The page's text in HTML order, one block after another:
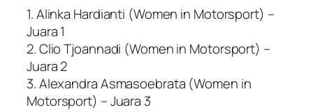
1. Alinka Hardianti (Women in Motorsport) –
Juara 1
2. Clio Tjoannadi (Women in Motorsport) –
Juara 2
3. Alexandra Asmasoebrata (Women in
Motorsport) – Juara 3